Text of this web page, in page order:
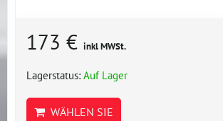
173 € inkl MWSt.
Lagerstatus: Auf Lager
WÄHLEN SIE